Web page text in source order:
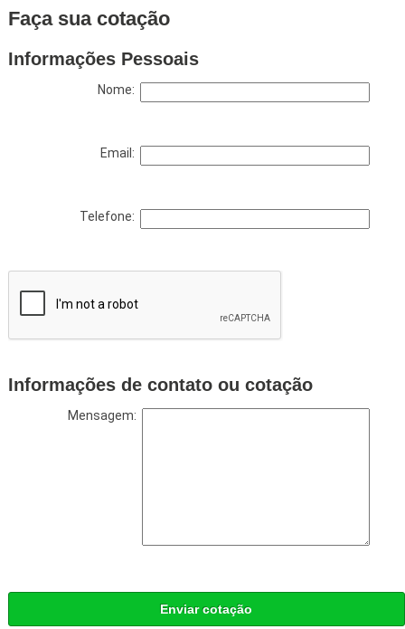
Faça sua cotação
Informações Pessoais
Nome:
Email:
Telefone:
Informações de contato ou cotação
Mensagem:
Enviar cotação